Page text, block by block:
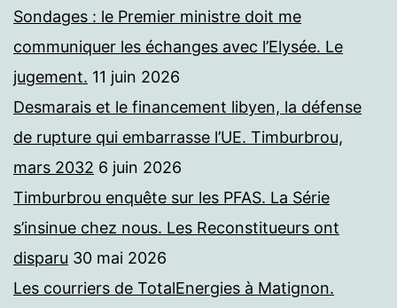
Sondages : le Premier ministre doit me
communiquer les échanges avec l’Elysée. Le
jugement. 11 juin 2026
Desmarais et le financement libyen, la défense
de rupture qui embarrasse l’UE. Timburbrou,
mars 2032 6 juin 2026
Timburbrou enquête sur les PFAS. La Série
s’insinue chez nous. Les Reconstitueurs ont
disparu 30 mai 2026
Les courriers de TotalEnergies à Matignon.